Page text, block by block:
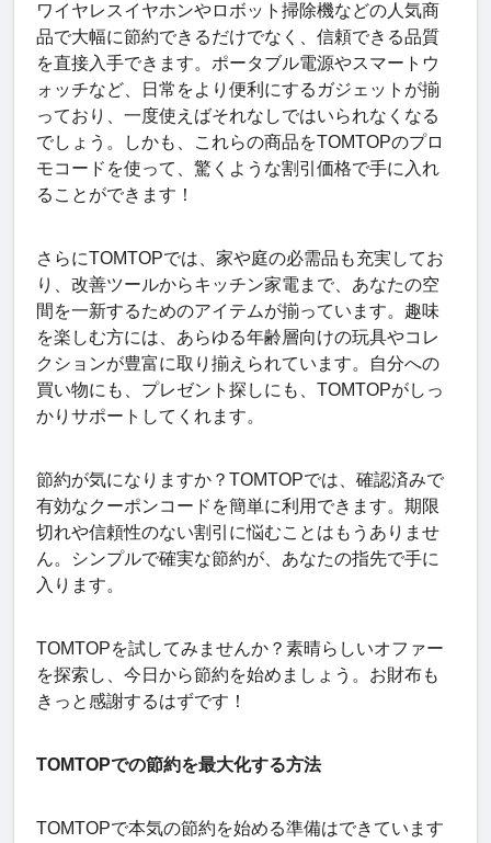
ワイヤレスイヤホンやロボット掃除機などの人気商
品で大幅に節約できるだけでなく、信頼できる品質
を直接入手できます。ポータブル電源やスマートウ
ォッチなど、日常をより便利にするガジェットが揃
っており、一度使えばそれなしではいられなくなる
でしょう。しかも、これらの商品をTOMTOPのプロ
モコードを使って、驚くような割引価格で手に入れ
ることができます！
さらにTOMTOPでは、家や庭の必需品も充実してお
り、改善ツールからキッチン家電まで、あなたの空
間を一新するためのアイテムが揃っています。趣味
を楽しむ方には、あらゆる年齢層向けの玩具やコレ
クションが豊富に取り揃えられています。自分への
買い物にも、プレゼント探しにも、TOMTOPがしっ
かりサポートしてくれます。
節約が気になりますか？TOMTOPでは、確認済みで
有効なクーポンコードを簡単に利用できます。期限
切れや信頼性のない割引に悩むことはもうありませ
ん。シンプルで確実な節約が、あなたの指先で手に
入ります。
TOMTOPを試してみませんか？素晴らしいオファー
を探索し、今日から節約を始めましょう。お財布も
きっと感謝するはずです！
TOMTOPでの節約を最大化する方法
TOMTOPで本気の節約を始める準備はできています